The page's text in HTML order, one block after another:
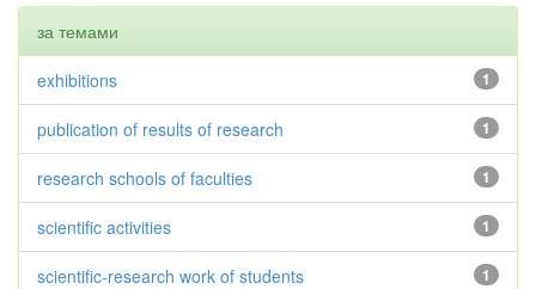
за темами
1
exhibitions
1
publication of results of research
1
research schools of faculties
1
scientific activities
1
scientific-research work of students